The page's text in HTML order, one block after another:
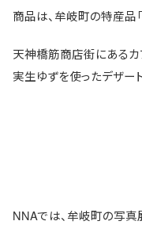
商品は、牟岐町の特産品「
天神橋筋商店街にあるカ
実生ゆずを使ったデザー
NNAでは、牟岐町の写真